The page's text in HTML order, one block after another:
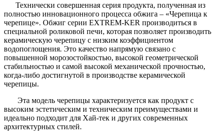
Технически совершенная серия продукта, полученная из
полностью инновационного процесса обжига – «Черепица к
черепице». Обжиг серии EXTREM-KER производиться в
специальной роликовой печи, которая позволяет производить
керамическую черепицу с низким коэффициентом
водопоглощения. Это качество напрямую связано с
повышенной морозостойкостью, высокой геометрической
стабильностью и самой высокой механической прочностью,
когда-либо достигнутой в производстве керамической
черепицы.
Эта модель черепицы характеризуется как продукт с
высоким эстетическим и техническим преимуществами и
идеально подходит для Хай-тек и других современных
архитектурных стилей.